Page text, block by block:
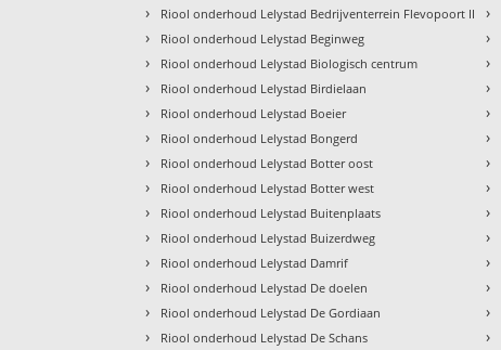
› Riool onderhoud Lelystad Bedrijventerrein Flevopoort II
› Riool onderhoud Lelystad Beginweg
› Riool onderhoud Lelystad Biologisch centrum
› Riool onderhoud Lelystad Birdielaan
› Riool onderhoud Lelystad Boeier
› Riool onderhoud Lelystad Bongerd
› Riool onderhoud Lelystad Botter oost
› Riool onderhoud Lelystad Botter west
› Riool onderhoud Lelystad Buitenplaats
› Riool onderhoud Lelystad Buizerdweg
› Riool onderhoud Lelystad Damrif
› Riool onderhoud Lelystad De doelen
› Riool onderhoud Lelystad De Gordiaan
› Riool onderhoud Lelystad De Schans
›
›
›
›
›
›
›
›
›
›
›
›
›
›